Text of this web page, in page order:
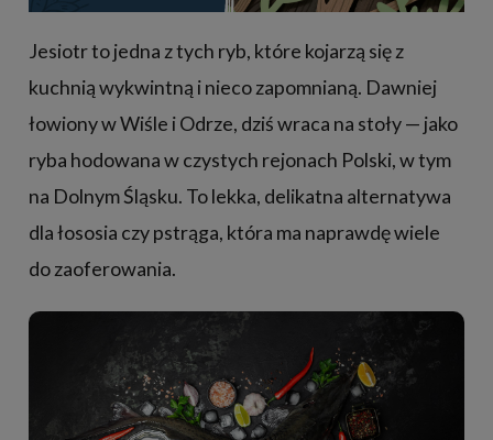
Jesiotr to jedna z tych ryb, które kojarzą się z
kuchnią wykwintną i nieco zapomnianą. Dawniej
łowiony w Wiśle i Odrze, dziś wraca na stoły — jako
ryba hodowana w czystych rejonach Polski, w tym
na Dolnym Śląsku. To lekka, delikatna alternatywa
dla łososia czy pstrąga, która ma naprawdę wiele
do zaoferowania.